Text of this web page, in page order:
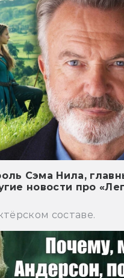
Сэма Нила,
новости про
составе.